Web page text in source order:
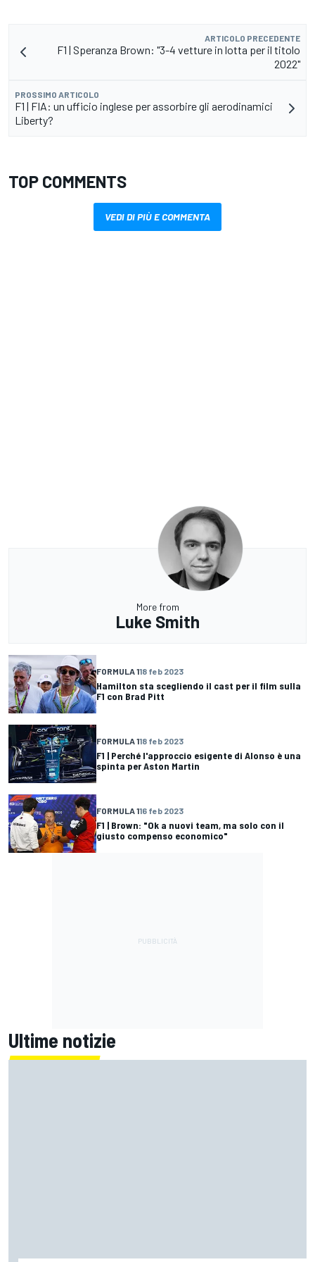
ARTICOLO PRECEDENTE
F1 | Speranza Brown: "3-4 vetture in lotta per il titolo
2022"
PROSSIMO ARTICOLO
F1 | FIA: un ufficio inglese per assorbire gli aerodinamici
Liberty?
TOP COMMENTS
VEDI DI PIÙ E COMMENTA
More from
Luke Smith
FORMULA 118 feb 2023
Hamilton sta scegliendo il cast per il film sulla
F1 con Brad Pitt
FORMULA 118 feb 2023
F1 | Perché l'approccio esigente di Alonso è una
spinta per Aston Martin
FORMULA 116 feb 2023
F1 | Brown: "Ok a nuovi team, ma solo con il
giusto compenso economico"
Ultime notizie